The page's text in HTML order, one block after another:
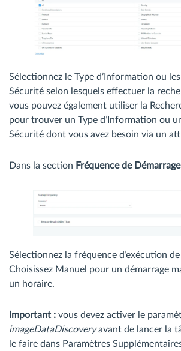
Sélectionnez le Type d’Information ou
Sécurité selon lesquels effectuer la
vous pouvez également utiliser la
pour trouver un Type d’Information ou
Sécurité dont vous avez besoin via un
Dans la section Fréquence de Démarrage
Sélectionnez la fréquence d’exécution
Choisissez Manuel pour un démarrage
un horaire.
Important : vous devez activer le
imageDataDiscoveryavant de lancer la
le faire dans Paramètres